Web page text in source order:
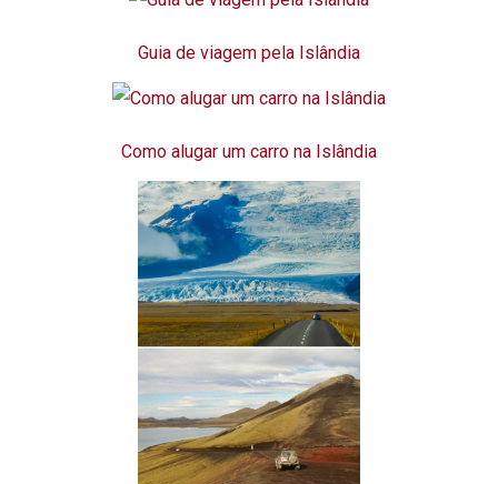
Guia de viagem pela Islândia
Como alugar um carro na Islândia